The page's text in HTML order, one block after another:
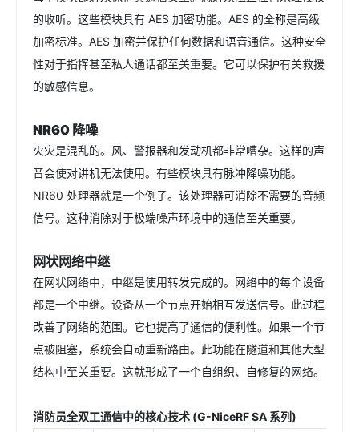
的收听。这些模块具有 AES 加密功能。AES 的全称是高级
加密标准。AES 加密并保护任何数据和语音通信。这种安全
性对于指挥甚至私人通话都至关重要。它可以保护有关救援
的敏感信息。
NR60 降噪
火灾是混乱的。风、警报器和发动机都非常嘈杂。这样的声
音会使对讲机无法使用。有些模块具有脉冲降噪功能。
NR60 处理器就是一个例子。该处理器可消除不需要的音频
信号。这种消除对于极端噪声环境中的通信至关重要。
网状网络中继
在网状网络中，中继是使用转发完成的。网络中的每个设备
都是一个中继。设备从一个节点开始相互发送信号。此过程
改善了网络的范围。它也提高了通信的便利性。如果一个节
点被阻塞，系统会自动重新路由。此功能在隧道和其他大型
结构中至关重要。这就形成了一个自组织、自修复的网络。
消防员全双工通信中的核心技术 (G-NiceRF SA 系列)